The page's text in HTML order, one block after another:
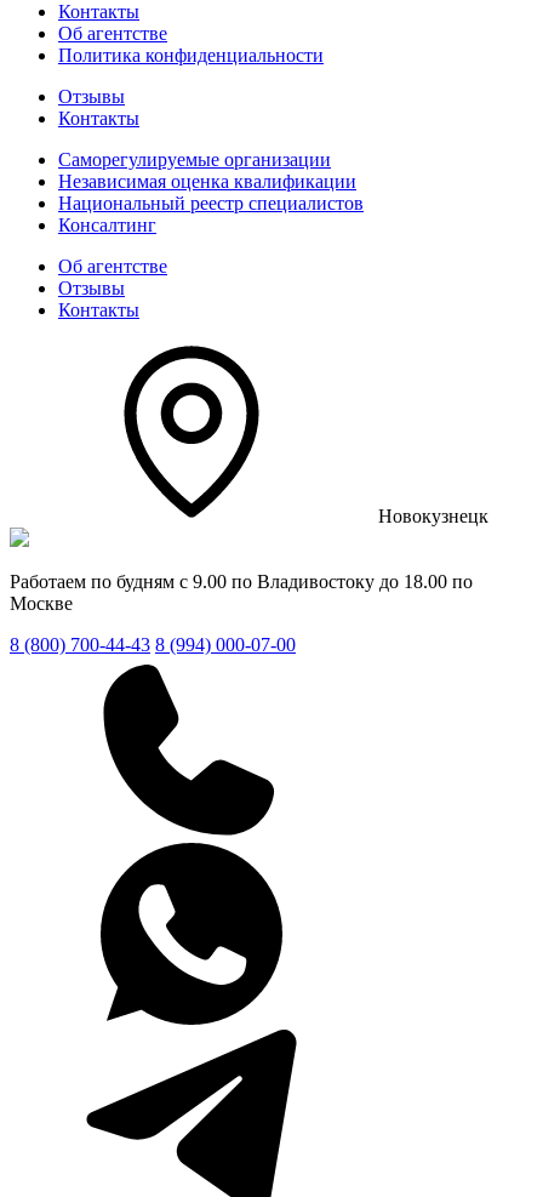
Контакты
Об агентстве
Политика конфиденциальности
Отзывы
Контакты
Саморегулируемые организации
Независимая оценка квалификации
Национальный реестр специалистов
Консалтинг
Об агентстве
Отзывы
Контакты
Новокузнецк
Работаем по будням с 9.00 по Владивостоку до 18.00 по
Москве
8 (800) 700-44-43 8 (994) 000-07-00